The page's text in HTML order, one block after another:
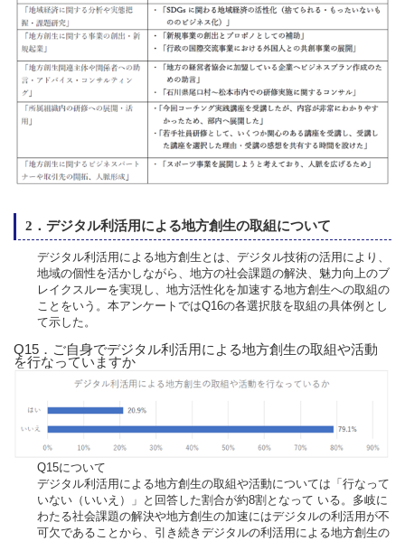
2．デジタル利活用による地方創生の取組について
デジタル利活用による地方創生とは、デジタル技術の活⽤により、
地域の個性を活かしながら、地⽅の社会課題の解決、魅⼒向上のブ
レイクスルーを実現し、地⽅活性化を加速する地方創生への取組の
ことをいう。本アンケートではQ16の各選択肢を取組の具体例とし
て示した。
Q15．ご自身でデジタル利活用による地方創生の取組や活動
を行なっていますか
Q15について
デジタル利活用による地方創生の取組や活動については「行なって
いない（いいえ）」と回答した割合が約8割となって いる。多岐に
わたる社会課題の解決や地方創生の加速にはデジタルの利活用が不
可欠であることから、引き続きデジタルの利活用による地方創生の